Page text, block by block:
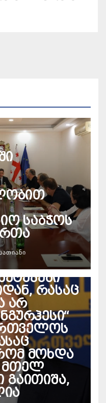
საბჭოს
– ეჭვი
რასაც
არ
მოხდა
მთელ
გაითიშა,